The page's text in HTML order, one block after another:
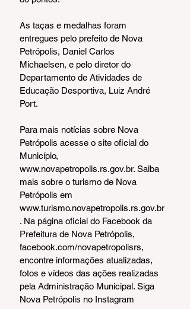
As taças e medalhas foram
entregues pelo prefeito de Nova
Petrópolis, Daniel Carlos
Michaelsen, e pelo diretor do
Departamento de Atividades de
Educação Desportiva, Luiz André
Port.
Para mais notícias sobre Nova
Petrópolis acesse o site oficial do
Município,
www.novapetropolis.rs.gov.br. Saiba
mais sobre o turismo de Nova
Petrópolis em
www.turismo.novapetropolis.rs.gov.br
. Na página oficial do Facebook da
Prefeitura de Nova Petrópolis,
facebook.com/novapetropolisrs,
encontre informações atualizadas,
fotos e vídeos das ações realizadas
pela Administração Municipal. Siga
Nova Petrópolis no Instagram